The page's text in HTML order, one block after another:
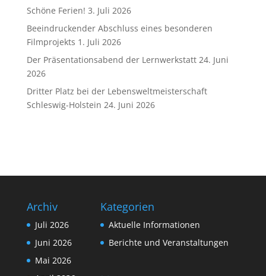
Schöne Ferien! 3. Juli 2026
Beeindruckender Abschluss eines besonderen
Filmprojekts 1. Juli 2026
Der Präsentationsabend der Lernwerkstatt 24. Juni
2026
Dritter Platz bei der Lebensweltmeisterschaft
Schleswig-Holstein 24. Juni 2026
Archiv
Juli 2026
Juni 2026
Mai 2026
Kategorien
Aktuelle Informationen
Berichte und Veranstaltungen